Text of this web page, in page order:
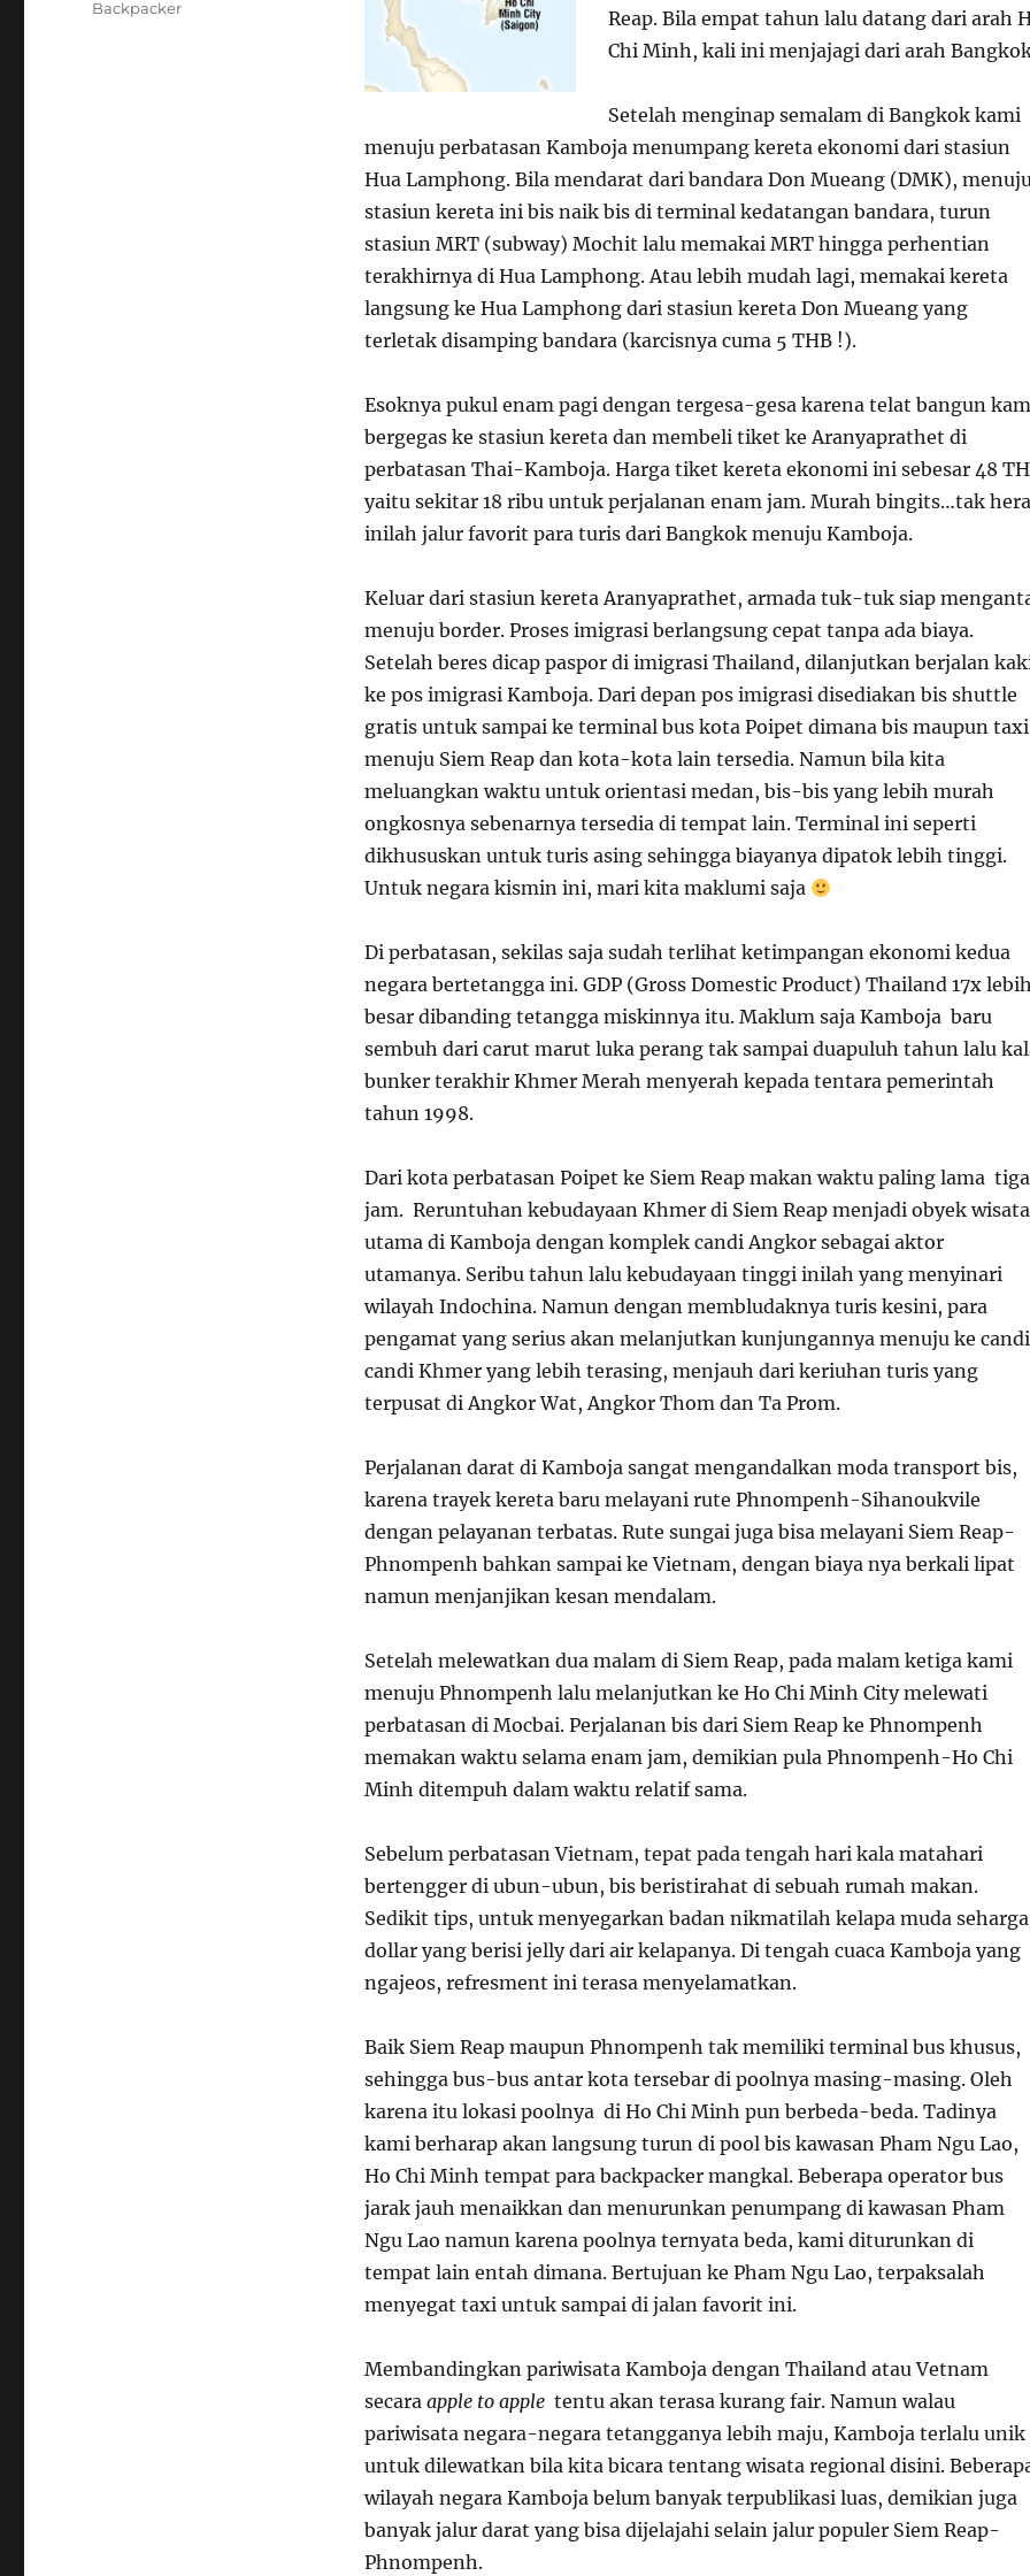
Reap. Bila empat tahun lalu datang dari arah
Chi Minh, kali ini menjajagi dari arah
Setelah menginap semalam di Bangkok kami
menuju perbatasan Kamboja menumpang kereta ekonomi dari stasiun
Hua Lamphong. Bila mendarat dari bandara Don Mueang (DMK),
stasiun kereta ini bis naik bis di terminal kedatangan bandara, turun
stasiun MRT (subway) Mochit lalu memakai MRT hingga perhentian
terakhirnya di Hua Lamphong. Atau lebih mudah lagi, memakai kereta
langsung ke Hua Lamphong dari stasiun kereta Don Mueang yang
terletak disamping bandara (karcisnya cuma 5 THB !).
Esoknya pukul enam pagi dengan tergesa-gesa karena telat bangun
bergegas ke stasiun kereta dan membeli tiket ke Aranyaprathet di
perbatasan Thai-Kamboja. Harga tiket kereta ekonomi ini sebesar 48
yaitu sekitar 18 ribu untuk perjalanan enam jam. Murah bingits…tak
inilah jalur favorit para turis dari Bangkok menuju Kamboja.
Keluar dari stasiun kereta Aranyaprathet, armada tuk-tuk siap
menuju border. Proses imigrasi berlangsung cepat tanpa ada biaya.
Setelah beres dicap paspor di imigrasi Thailand, dilanjutkan berjalan
ke pos imigrasi Kamboja. Dari depan pos imigrasi disediakan bis shuttle
gratis untuk sampai ke terminal bus kota Poipet dimana bis maupun taxi
menuju Siem Reap dan kota-kota lain tersedia. Namun bila kita
meluangkan waktu untuk orientasi medan, bis-bis yang lebih murah
ongkosnya sebenarnya tersedia di tempat lain. Terminal ini seperti
dikhususkan untuk turis asing sehingga biayanya dipatok lebih tinggi.
Untuk negara kismin ini, mari kita maklumi saja
Di perbatasan, sekilas saja sudah terlihat ketimpangan ekonomi kedua
negara bertetangga ini. GDP (Gross Domestic Product) Thailand 17x
besar dibanding tetangga miskinnya itu. Maklum saja Kamboja baru
sembuh dari carut marut luka perang tak sampai duapuluh tahun lalu
bunker terakhir Khmer Merah menyerah kepada tentara pemerintah
tahun 1998.
Dari kota perbatasan Poipet ke Siem Reap makan waktu paling lama tiga
jam. Reruntuhan kebudayaan Khmer di Siem Reap menjadi obyek wisata
utama di Kamboja dengan komplek candi Angkor sebagai aktor
utamanya. Seribu tahun lalu kebudayaan tinggi inilah yang menyinari
wilayah Indochina. Namun dengan membludaknya turis kesini, para
pengamat yang serius akan melanjutkan kunjungannya menuju ke
candi Khmer yang lebih terasing, menjauh dari keriuhan turis yang
terpusat di Angkor Wat, Angkor Thom dan Ta Prom.
Perjalanan darat di Kamboja sangat mengandalkan moda transport bis,
karena trayek kereta baru melayani rute Phnompenh-Sihanoukvile
dengan pelayanan terbatas. Rute sungai juga bisa melayani Siem Reap-
Phnompenh bahkan sampai ke Vietnam, dengan biaya nya berkali lipat
namun menjanjikan kesan mendalam.
Setelah melewatkan dua malam di Siem Reap, pada malam ketiga kami
menuju Phnompenh lalu melanjutkan ke Ho Chi Minh City melewati
perbatasan di Mocbai. Perjalanan bis dari Siem Reap ke Phnompenh
memakan waktu selama enam jam, demikian pula Phnompenh-Ho Chi
Minh ditempuh dalam waktu relatif sama.
Sebelum perbatasan Vietnam, tepat pada tengah hari kala matahari
bertengger di ubun-ubun, bis beristirahat di sebuah rumah makan.
Sedikit tips, untuk menyegarkan badan nikmatilah kelapa muda seharga
dollar yang berisi jelly dari air kelapanya. Di tengah cuaca Kamboja yang
ngajeos, refresment ini terasa menyelamatkan.
Baik Siem Reap maupun Phnompenh tak memiliki terminal bus khusus,
sehingga bus-bus antar kota tersebar di poolnya masing-masing. Oleh
karena itu lokasi poolnya di Ho Chi Minh pun berbeda-beda. Tadinya
kami berharap akan langsung turun di pool bis kawasan Pham Ngu Lao,
Ho Chi Minh tempat para backpacker mangkal. Beberapa operator bus
jarak jauh menaikkan dan menurunkan penumpang di kawasan Pham
Ngu Lao namun karena poolnya ternyata beda, kami diturunkan di
tempat lain entah dimana. Bertujuan ke Pham Ngu Lao, terpaksalah
menyegat taxi untuk sampai di jalan favorit ini.
Membandingkan pariwisata Kamboja dengan Thailand atau Vetnam
secara apple to appletentu akan terasa kurang fair. Namun walau
pariwisata negara-negara tetangganya lebih maju, Kamboja terlalu unik
untuk dilewatkan bila kita bicara tentang wisata regional disini.
wilayah negara Kamboja belum banyak terpublikasi luas, demikian juga
banyak jalur darat yang bisa dijelajahi selain jalur populer Siem Reap-
Phnompenh.
Backpacker